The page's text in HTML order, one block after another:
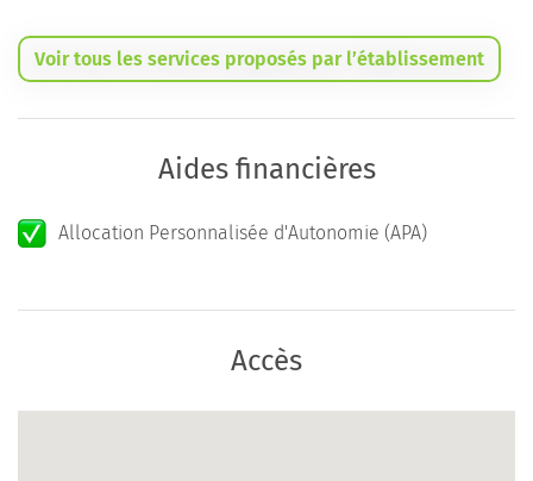
Voir tous les services proposés par l’établissement
Aides financières
Allocation Personnalisée d'Autonomie (APA)
Accès